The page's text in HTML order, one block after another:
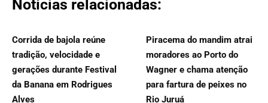
Notícias relacionadas:
Corrida de bajola reúne
tradição, velocidade e
gerações durante Festival
da Banana em Rodrigues
Alves
Piracema do mandim atrai
moradores ao Porto do
Wagner e chama atenção
para fartura de peixes no
Rio Juruá